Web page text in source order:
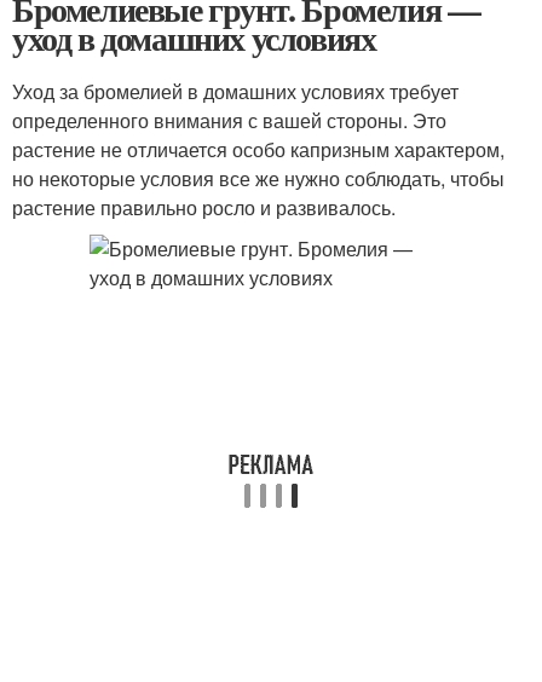
уход в домашних условиях
Уход за бромелией в домашних условиях требует
определенного внимания с вашей стороны. Это
растение не отличается особо капризным характером,
но некоторые условия все же нужно соблюдать, чтобы
растение правильно росло и развивалось.